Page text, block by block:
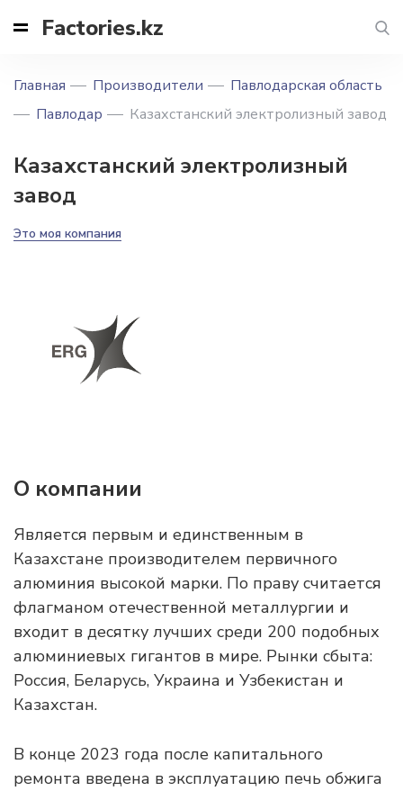
Factories.kz
Главная Производители
Павлодарская область
Павлодар
Казахстанский электролизный завод
Казахстанский электролизный
завод
Это моя компания
О компании
Является первым и единственным в
Казахстане производителем первичного
алюминия высокой марки. По праву считается
флагманом отечественной металлургии и
входит в десятку лучших среди 200 подобных
алюминиевых гигантов в мире. Рынки сбыта:
Россия, Беларусь, Украина и Узбекистан и
Казахстан.
В конце 2023 года после капитального
ремонта введена в эксплуатацию печь обжига